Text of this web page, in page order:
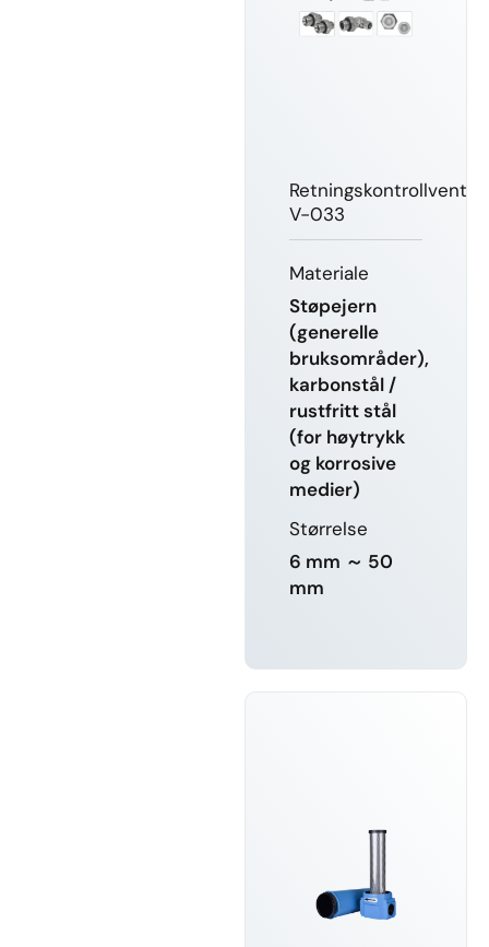
Retningskontrollventil
V-033
Materiale
Støpejern
(generelle
bruksområder),
karbonstål /
rustfritt stål
(for høytrykk
og korrosive
medier)
Størrelse
6 mm ～ 50
mm
LÆR MER